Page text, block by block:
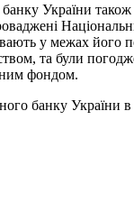
України також
у межах його
та були
фондом.
банку України в